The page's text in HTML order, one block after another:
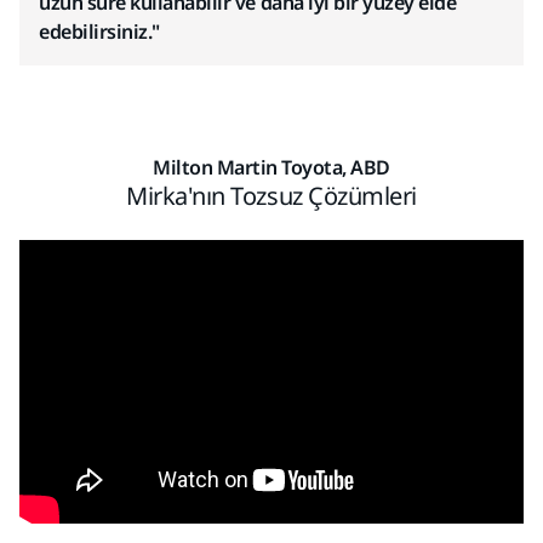
edebilirsiniz."
Milton Martin Toyota, ABD
Mirka'nın Tozsuz Çözümleri